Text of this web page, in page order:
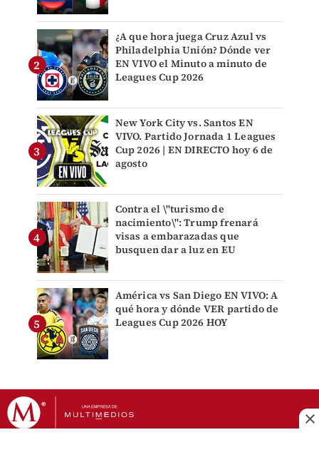
¿A que hora juega Cruz Azul vs
Philadelphia Unión? Dónde ver
EN VIVO el Minuto a minuto de
Leagues Cup 2026
New York City vs. Santos EN
VIVO. Partido Jornada 1 Leagues
Cup 2026 | EN DIRECTO hoy 6 de
agosto
Contra el \"turismo de
nacimiento\": Trump frenará
visas a embarazadas que
busquen dar a luz en EU
América vs San Diego EN VIVO: A
qué hora y dónde VER partido de
Leagues Cup 2026 HOY